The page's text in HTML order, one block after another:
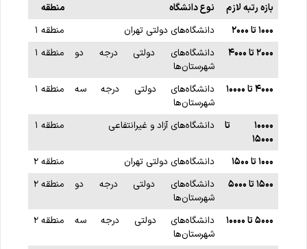
بازه رتبه لازم نوع دانشگاه
منطقه
۱۰۰۰تا۲۰۰۰ دانشگاه‌های دولتی تهران
منطقه ۱
۲۰۰۰تا۴۰۰۰
دانشگاه‌های دولتی درجه دو
شهرستان‌ها
منطقه ۱
۴۰۰۰تا۱۰۰۰۰
دانشگاه‌های دولتی درجه سه
شهرستان‌ها
منطقه ۱
۱۰۰۰۰تا
۱۵۰۰۰
دانشگاه‌های آزاد و غیرانتفاعی منطقه ۱
۱۰۰۰تا۱۵۰۰ دانشگاه‌های دولتی تهران
منطقه ۲
۱۵۰۰تا۵۰۰۰
دانشگاه‌های دولتی درجه دو
شهرستان‌ها
منطقه ۲
۵۰۰۰تا۱۰۰۰۰
دانشگاه‌های دولتی درجه سه
شهرستان‌ها
منطقه ۲